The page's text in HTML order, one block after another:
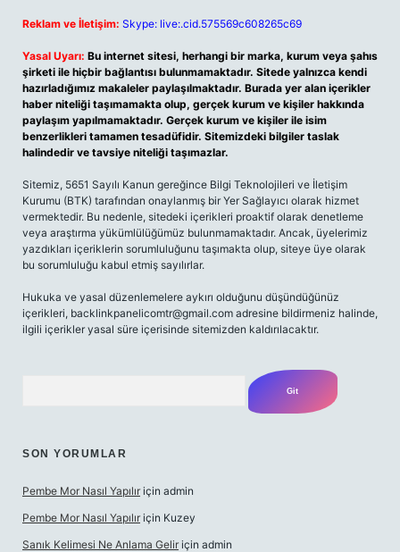
Reklam ve İletişim: Skype: live:.cid.575569c608265c69
Yasal Uyarı: Bu internet sitesi, herhangi bir marka, kurum veya şahıs
şirketi ile hiçbir bağlantısı bulunmamaktadır. Sitede yalnızca kendi
hazırladığımız makaleler paylaşılmaktadır. Burada yer alan içerikler
haber niteliği taşımamakta olup, gerçek kurum ve kişiler hakkında
paylaşım yapılmamaktadır. Gerçek kurum ve kişiler ile isim
benzerlikleri tamamen tesadüfidir. Sitemizdeki bilgiler taslak
halindedir ve tavsiye niteliği taşımazlar.
Sitemiz, 5651 Sayılı Kanun gereğince Bilgi Teknolojileri ve İletişim
Kurumu (BTK) tarafından onaylanmış bir Yer Sağlayıcı olarak hizmet
vermektedir. Bu nedenle, sitedeki içerikleri proaktif olarak denetleme
veya araştırma yükümlülüğümüz bulunmamaktadır. Ancak, üyelerimiz
yazdıkları içeriklerin sorumluluğunu taşımakta olup, siteye üye olarak
bu sorumluluğu kabul etmiş sayılırlar.
Hukuka ve yasal düzenlemelere aykırı olduğunu düşündüğünüz
içerikleri, backlinkpanelicomtr@gmail.com adresine bildirmeniz halinde,
ilgili içerikler yasal süre içerisinde sitemizden kaldırılacaktır.
SON YORUMLAR
Pembe Mor Nasıl Yapılır için admin
Pembe Mor Nasıl Yapılır için Kuzey
Sanık Kelimesi Ne Anlama Gelir için admin